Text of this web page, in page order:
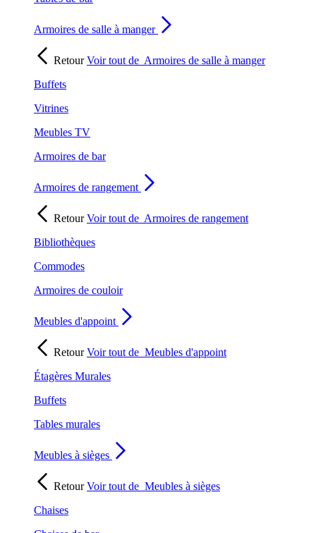
Armoires de salle à manger
RetourVoir tout de Armoires de salle à manger
Buffets
Vitrines
Meubles TV
Armoires de bar
Armoires de rangement
RetourVoir tout de Armoires de rangement
Bibliothèques
Commodes
Armoires de couloir
Meubles d'appoint
RetourVoir tout de Meubles d'appoint
Étagères Murales
Buffets
Tables murales
Meubles à sièges
RetourVoir tout de Meubles à sièges
Chaises